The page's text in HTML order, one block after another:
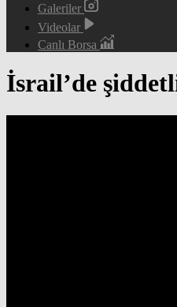
Galeriler
Videolar
Canlı Borsa
İsrail’de